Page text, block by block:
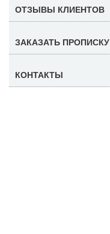
ОТЗЫВЫ КЛИЕНТОВ
ЗАКАЗАТЬ ПРОПИСКУ
КОНТАКТЫ